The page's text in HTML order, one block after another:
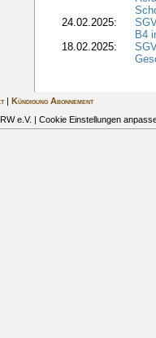
24.02.2025:
B4
18.02.2025:
|
Kündigung Abonnement
e.V. | Cookie Einstellungen